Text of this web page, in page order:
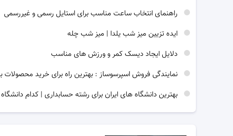
راهنمای انتخاب ساعت مناسب برای استایل رسمی و غیررسمی
ایده تزیین میز شب یلدا | میز شب چله
دلایل ایجاد دیسک کمر و ورزش های مناسب
نمایندگی فروش اسپرسوساز : بهترین راه برای خرید محصولات
بهترین دانشگاه های ایران برای رشته حسابداری | کدام